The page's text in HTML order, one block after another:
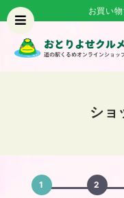
お買い
ショ
1
2